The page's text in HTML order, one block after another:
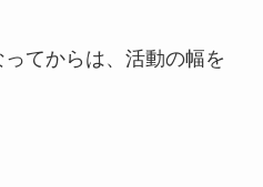
てからは、活動の幅を